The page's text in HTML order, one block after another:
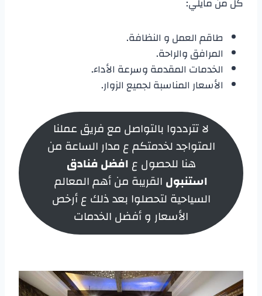
طاقم العمل و النظافة.
المرافق والراحة.
الخدمات المقدمة وسرعة الأداء.
الأسعار المناسبة لجميع الزوار.
لا تترددوا بالتواصل مع فريق عملنا
المتواجد لخدمتكم ع مدار الساعة من
هنا للحصول ع افضل فنادق
استنبول القريبة من أهم المعالم
السياحية لتحصلوا بعد ذلك ع أرخص
الأسعار و أفضل الخدمات